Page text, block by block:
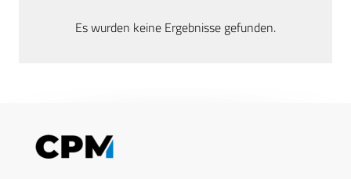
Es wurden keine Ergebnisse gefunden.